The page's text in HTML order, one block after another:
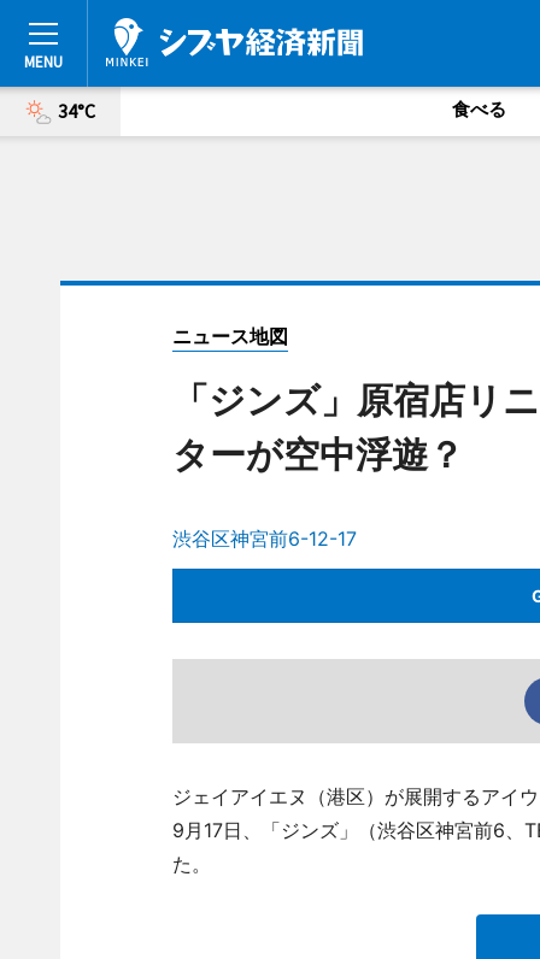
34°C 食べる
ニュース地図
「ジンズ」原宿店リ
ターが空中浮遊？
渋谷区神宮前6-12-17
ジェイアイエヌ（港区）が展開するアイ
9月17日、「ジンズ」（渋谷区神宮前6
た。